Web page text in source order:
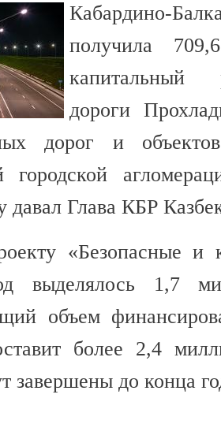
Кабардино-
получила
капитальный
дороги
дорог и
городской
давал Глава КБР
«Безопасные и
выделялось 1,7
объем
более 2,4
завершены до конца